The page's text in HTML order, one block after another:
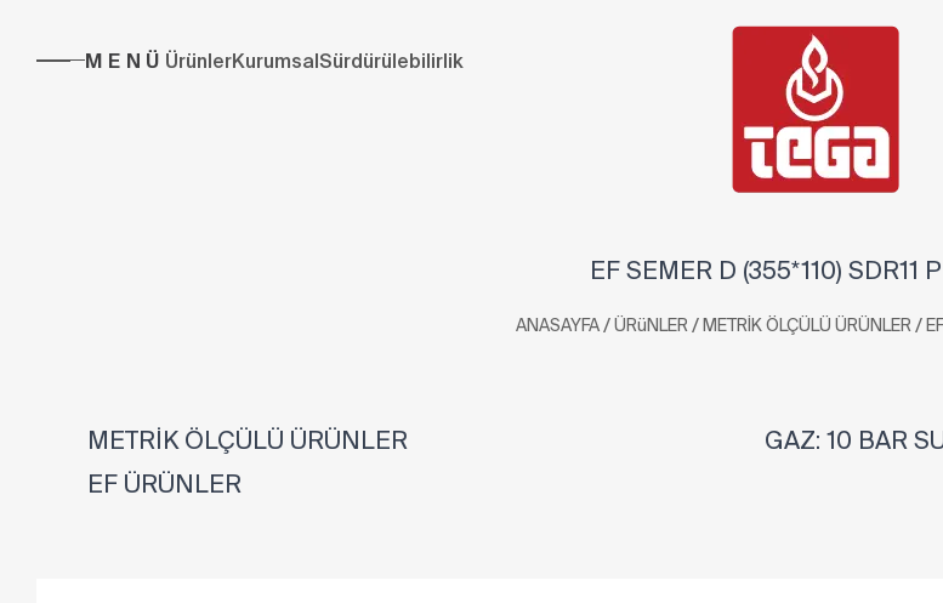
MENÜ ÜrünlerKurumsalSürdürülebilirlik
EF SEMER D (355*110) SDR11
ANASAYFA / ÜRüNLER / METRİK ÖLÇÜLÜ ÜRÜNLER /
METRİK ÖLÇÜLÜ ÜRÜNLER
EF ÜRÜNLER
GAZ: 10 BAR